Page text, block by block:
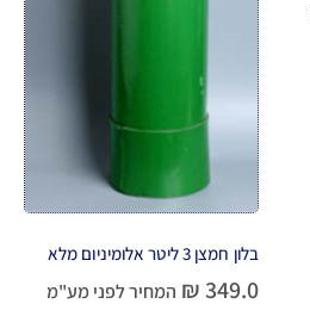
בלון חמצן 3 ליטר אלומיניום מלא
₪349.0 המחיר לפני מע"מ